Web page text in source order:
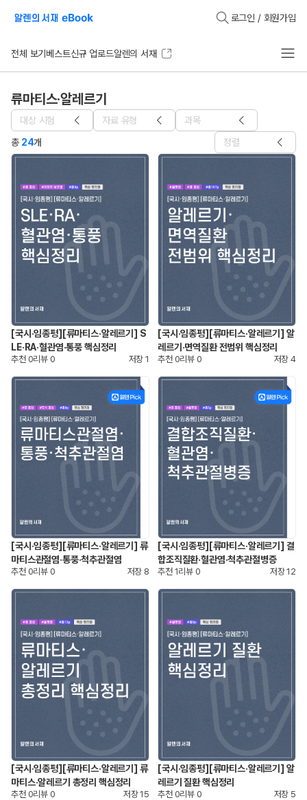
로그인 / 회원가입
전체 보기 베스트신규 업로드알렌의 서재
류마티스·알레르기
대상 시험 자료 유형
과목
총 24개 정렬
[국시·임종평][류마티스·알레르기] S
LE·RA·혈관염·통풍 핵심정리
추천 0리뷰 0 저장1
[국시·임종평][류마티스·알레르기] 알
레르기·면역질환 전범위 핵심정리
추천 0리뷰 0 저장4
[국시·임종평][류마티스·알레르기] 류
마티스관절염·통풍·척추관절염
추천 0리뷰 0 저장 8
[국시·임종평][류마티스·알레르기] 결
합조직질환·혈관염·척추관절병증
추천 1리뷰 0 저장12
[국시·임종평][류마티스·알레르기] 류
마티스·알레르기 총정리 핵심정리
추천 0리뷰 0 저장15
[국시·임종평][류마티스·알레르기] 알
레르기 질환 핵심정리
추천 0리뷰 0 저장 5